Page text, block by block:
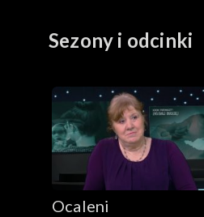
Sezony i odcinki
Ocaleni